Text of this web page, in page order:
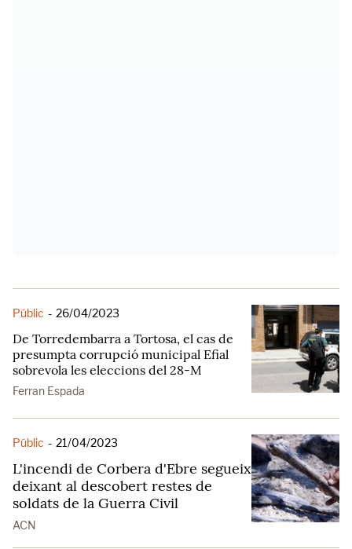
Públic - 26/04/2023
De Torredembarra a Tortosa, el cas de
presumpta corrupció municipal Efial
sobrevola les eleccions del 28-M
Ferran Espada
Públic - 21/04/2023
L'incendi de Corbera d'Ebre segueix
deixant al descobert restes de
soldats de la Guerra Civil
ACN